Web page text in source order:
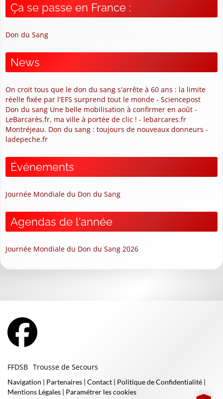
Ça se passe en France :
Don du Sang
News
On croit tous que le don du sang s'arrête à 60 ans : la limite
réelle fixée par l'EFS surprend tout le monde - Sciencepost
Don du sang Une belle mobilisation à confirmer en août -
LeBarcarès.fr, ma ville à portée de clic ! - lebarcares.fr
Montréjeau. Don du sang : toujours de nouveaux donneurs -
ladepeche.fr
Événements
Journée Mondiale du Don du Sang
Agendas de l'année
Journée Mondiale du Don du Sang 2026
FFDSB Trousse de Secours
Navigation | Partenaires | Contact | Politique de Confidentialité |
Mentions Légales | Paramétrer les cookies